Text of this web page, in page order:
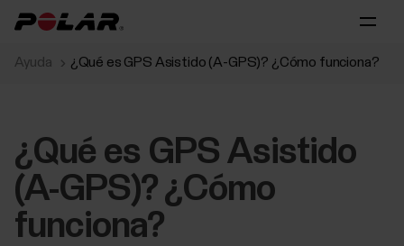
Ayuda ¿Qué es GPS Asistido (A-GPS)? ¿Cómo funciona?
¿Qué es GPS Asistido
(A-GPS)? ¿Cómo
funciona?